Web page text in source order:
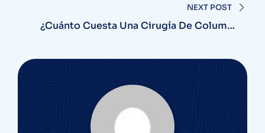
NEXT POST
¿Cuánto Cuesta Una Cirugía De Columna